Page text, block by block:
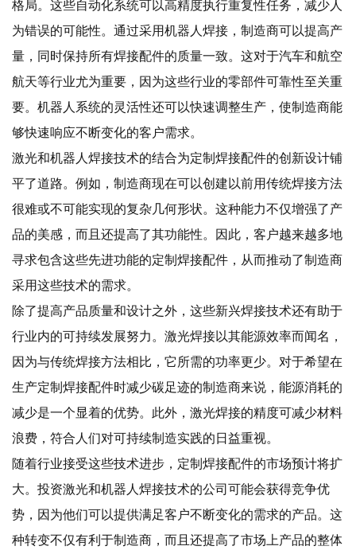
格局。这些自动化系统可以高精度执行重复性任务，减少人
为错误的可能性。通过采用机器人焊接，制造商可以提高产
量，同时保持所有焊接配件的质量一致。这对于汽车和航空
航天等行业尤为重要，因为这些行业的零部件可靠性至关重
要。机器人系统的灵活性还可以快速调整生产，使制造商能
够快速响应不断变化的客户需求。
激光和机器人焊接技术的结合为定制焊接配件的创新设计铺
平了道路。例如，制造商现在可以创建以前用传统焊接方法
很难或不可能实现的复杂几何形状。这种能力不仅增强了产
品的美感，而且还提高了其功能性。因此，客户越来越多地
寻求包含这些先进功能的定制焊接配件，从而推动了制造商
采用这些技术的需求。
除了提高产品质量和设计之外，这些新兴焊接技术还有助于
行业内的可持续发展努力。激光焊接以其能源效率而闻名，
因为与传统焊接方法相比，它所需的功率更少。对于希望在
生产定制焊接配件时减少碳足迹的制造商来说，能源消耗的
减少是一个显着的优势。此外，激光焊接的精度可减少材料
浪费，符合人们对可持续制造实践的日益重视。
随着行业接受这些技术进步，定制焊接配件的市场预计将扩
大。投资激光和机器人焊接技术的公司可能会获得竞争优
势，因为他们可以提供满足客户不断变化的需求的产品。这
种转变不仅有利于制造商，而且还提高了市场上产品的整体